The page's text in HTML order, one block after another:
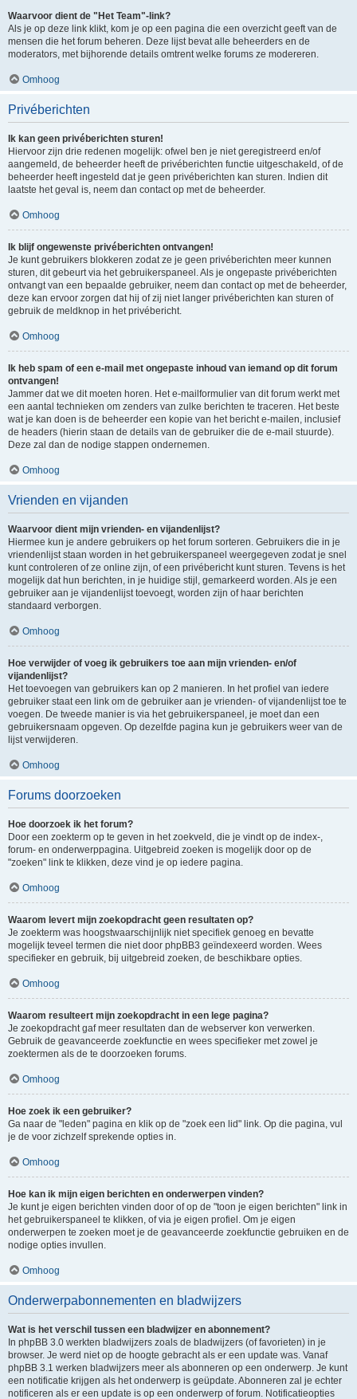
Waarvoor dient de "Het Team"-link?
Als je op deze link klikt, kom je op een pagina die een overzicht geeft van de
mensen die het forum beheren. Deze lijst bevat alle beheerders en de
moderators, met bijhorende details omtrent welke forums ze modereren.
Omhoog
Privéberichten
Ik kan geen privéberichten sturen!
Hiervoor zijn drie redenen mogelijk: ofwel ben je niet geregistreerd en/of
aangemeld, de beheerder heeft de privéberichten functie uitgeschakeld, of de
beheerder heeft ingesteld dat je geen privéberichten kan sturen. Indien dit
laatste het geval is, neem dan contact op met de beheerder.
Omhoog
Ik blijf ongewenste privéberichten ontvangen!
Je kunt gebruikers blokkeren zodat ze je geen privéberichten meer kunnen
sturen, dit gebeurt via het gebruikerspaneel. Als je ongepaste privéberichten
ontvangt van een bepaalde gebruiker, neem dan contact op met de beheerder,
deze kan ervoor zorgen dat hij of zij niet langer privéberichten kan sturen of
gebruik de meldknop in het privébericht.
Omhoog
Ik heb spam of een e-mail met ongepaste inhoud van iemand op dit forum
ontvangen!
Jammer dat we dit moeten horen. Het e-mailformulier van dit forum werkt met
een aantal technieken om zenders van zulke berichten te traceren. Het beste
wat je kan doen is de beheerder een kopie van het bericht e-mailen, inclusief
de headers (hierin staan de details van de gebruiker die de e-mail stuurde).
Deze zal dan de nodige stappen ondernemen.
Omhoog
Vrienden en vijanden
Waarvoor dient mijn vrienden- en vijandenlijst?
Hiermee kun je andere gebruikers op het forum sorteren. Gebruikers die in je
vriendenlijst staan worden in het gebruikerspaneel weergegeven zodat je snel
kunt controleren of ze online zijn, of een privébericht kunt sturen. Tevens is het
mogelijk dat hun berichten, in je huidige stijl, gemarkeerd worden. Als je een
gebruiker aan je vijandenlijst toevoegt, worden zijn of haar berichten
standaard verborgen.
Omhoog
Hoe verwijder of voeg ik gebruikers toe aan mijn vrienden- en/of
vijandenlijst?
Het toevoegen van gebruikers kan op 2 manieren. In het profiel van iedere
gebruiker staat een link om de gebruiker aan je vrienden- of vijandenlijst toe te
voegen. De tweede manier is via het gebruikerspaneel, je moet dan een
gebruikersnaam opgeven. Op dezelfde pagina kun je gebruikers weer van de
lijst verwijderen.
Omhoog
Forums doorzoeken
Hoe doorzoek ik het forum?
Door een zoekterm op te geven in het zoekveld, die je vindt op de index-,
forum- en onderwerppagina. Uitgebreid zoeken is mogelijk door op de
"zoeken" link te klikken, deze vind je op iedere pagina.
Omhoog
Waarom levert mijn zoekopdracht geen resultaten op?
Je zoekterm was hoogstwaarschijnlijk niet specifiek genoeg en bevatte
mogelijk teveel termen die niet door phpBB3 geïndexeerd worden. Wees
specifieker en gebruik, bij uitgebreid zoeken, de beschikbare opties.
Omhoog
Waarom resulteert mijn zoekopdracht in een lege pagina?
Je zoekopdracht gaf meer resultaten dan de webserver kon verwerken.
Gebruik de geavanceerde zoekfunctie en wees specifieker met zowel je
zoektermen als de te doorzoeken forums.
Omhoog
Hoe zoek ik een gebruiker?
Ga naar de "leden" pagina en klik op de "zoek een lid" link. Op die pagina, vul
je de voor zichzelf sprekende opties in.
Omhoog
Hoe kan ik mijn eigen berichten en onderwerpen vinden?
Je kunt je eigen berichten vinden door of op de "toon je eigen berichten" link in
het gebruikerspaneel te klikken, of via je eigen profiel. Om je eigen
onderwerpen te zoeken moet je de geavanceerde zoekfunctie gebruiken en de
nodige opties invullen.
Omhoog
Onderwerpabonnementen en bladwijzers
Wat is het verschil tussen een bladwijzer en abonnement?
In phpBB 3.0 werkten bladwijzers zoals de bladwijzers (of favorieten) in je
browser. Je werd niet op de hoogte gebracht als er een update was. Vanaf
phpBB 3.1 werken bladwijzers meer als abonneren op een onderwerp. Je kunt
een notificatie krijgen als het onderwerp is geüpdate. Abonneren zal je echter
notificeren als er een update is op een onderwerp of forum. Notificatieopties